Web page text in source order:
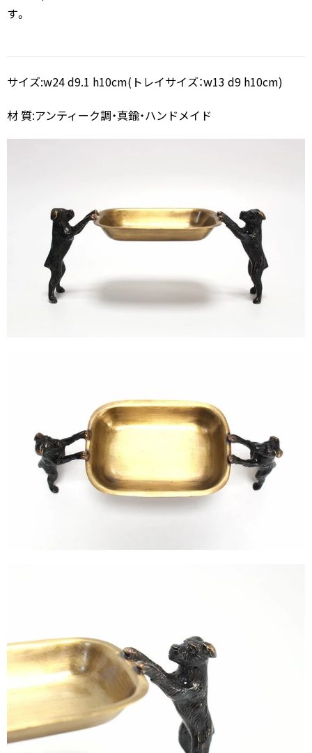
す。
サイズ:w24 d9.1 h10cm(トレイサイズ：w13 d9 h10cm)
材 質:アンティーク調・真鍮・ハンドメイド